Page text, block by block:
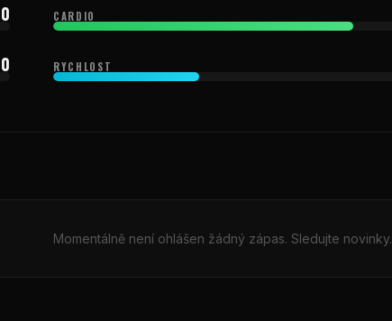
CARDIO
RYCHLOST
Momentálně není ohlášen žádný zápas. Sledujte novinky.